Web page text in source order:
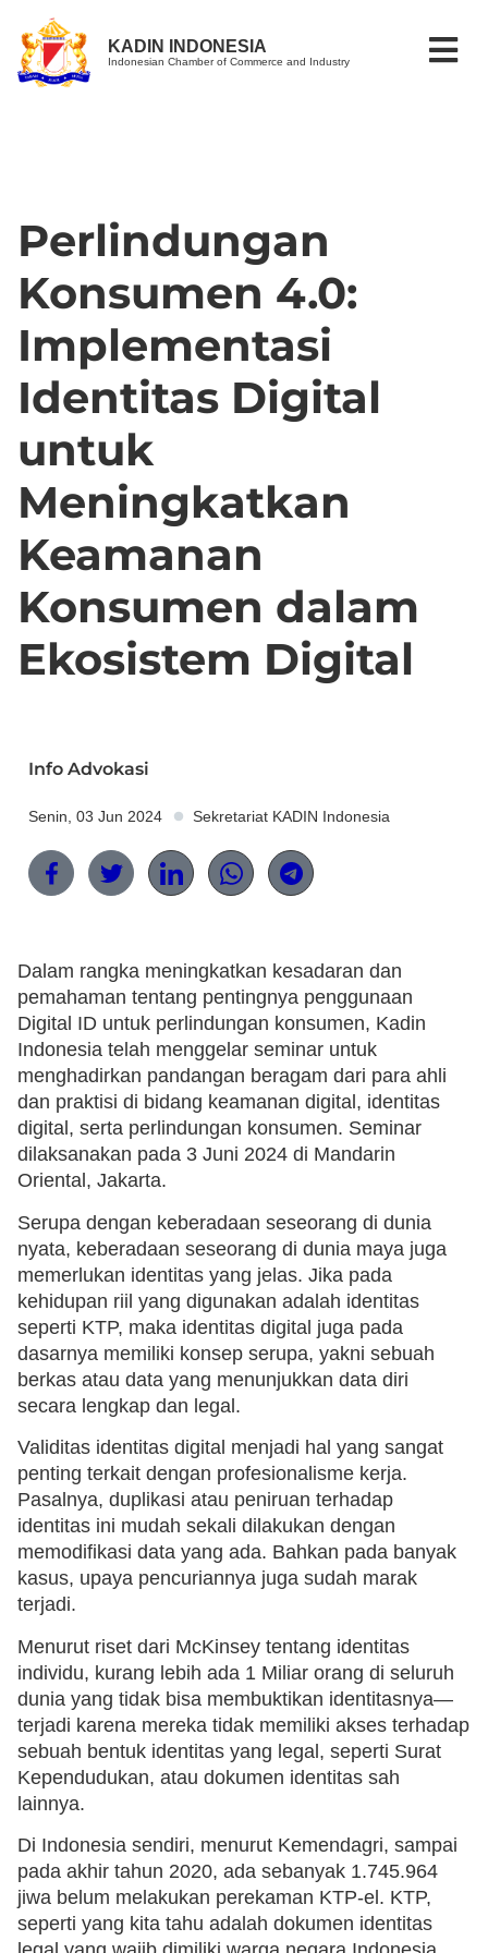
KADIN INDONESIA
Indonesian Chamber of Commerce and Industry
Perlindungan
Konsumen 4.0:
Implementasi
Identitas Digital
untuk
Meningkatkan
Keamanan
Konsumen dalam
Ekosistem Digital
Info Advokasi
Senin, 03 Jun 2024 Sekretariat KADIN Indonesia
Dalam rangka meningkatkan kesadaran dan
pemahaman tentang pentingnya penggunaan
Digital ID untuk perlindungan konsumen, Kadin
Indonesia telah menggelar seminar untuk
menghadirkan pandangan beragam dari para ahli
dan praktisi di bidang keamanan digital, identitas
digital, serta perlindungan konsumen. Seminar
dilaksanakan pada 3 Juni 2024 di Mandarin
Oriental, Jakarta.
Serupa dengan keberadaan seseorang di dunia
nyata, keberadaan seseorang di dunia maya juga
memerlukan identitas yang jelas. Jika pada
kehidupan riil yang digunakan adalah identitas
seperti KTP, maka identitas digital juga pada
dasarnya memiliki konsep serupa, yakni sebuah
berkas atau data yang menunjukkan data diri
secara lengkap dan legal.
Validitas identitas digital menjadi hal yang sangat
penting terkait dengan profesionalisme kerja.
Pasalnya, duplikasi atau peniruan terhadap
identitas ini mudah sekali dilakukan dengan
memodifikasi data yang ada. Bahkan pada banyak
kasus, upaya pencuriannya juga sudah marak
terjadi.
Menurut riset dari McKinsey tentang identitas
individu, kurang lebih ada 1 Miliar orang di seluruh
dunia yang tidak bisa membuktikan identitasnya—
terjadi karena mereka tidak memiliki akses terhadap
sebuah bentuk identitas yang legal, seperti Surat
Kependudukan, atau dokumen identitas sah
lainnya.
Di Indonesia sendiri, menurut Kemendagri, sampai
pada akhir tahun 2020, ada sebanyak 1.745.964
jiwa belum melakukan perekaman KTP-el. KTP,
seperti yang kita tahu adalah dokumen identitas